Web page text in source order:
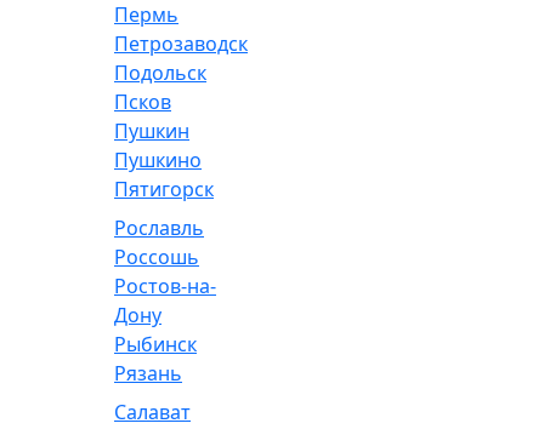
Пермь
Петрозаводск
Подольск
Псков
Пушкин
Пушкино
Пятигорск
Рославль
Россошь
Ростов-на-
Дону
Рыбинск
Рязань
Салават